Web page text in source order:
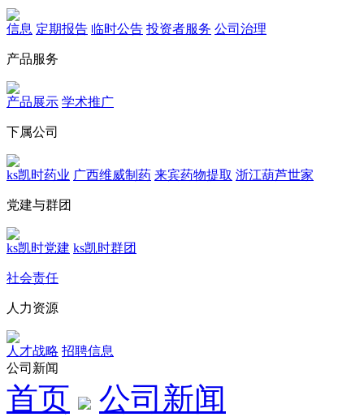
信息 定期报告 临时公告 投资者服务 公司治理
产品服务
产品展示 学术推广
下属公司
ks凯时药业 广西维威制药 来宾药物提取 浙江葫芦世家
党建与群团
ks凯时党建 ks凯时群团
社会责任
人力资源
人才战略 招聘信息
公司新闻
首页 公司新闻